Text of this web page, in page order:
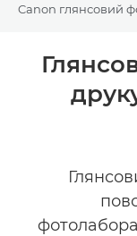
Canon глянсовий
Огляд
Технічні